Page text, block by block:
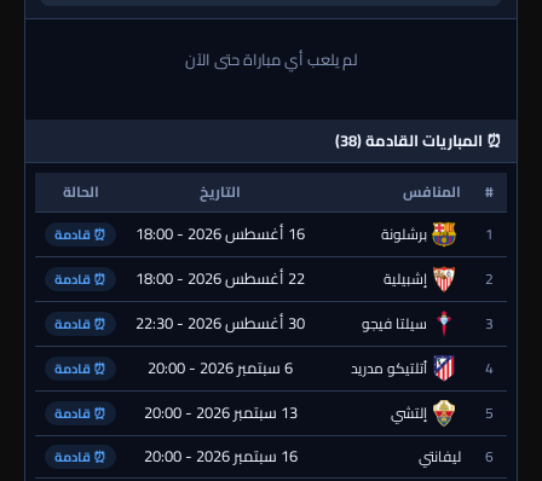
لم يلعب أي مباراة حتى الآن
⏰ المباريات القادمة (38)
# المنافس التاريخ
الحالة
1
برشلونة 16 أغسطس 2026 - 18:00 ⏰ قادمة
2 إشبيلية 22 أغسطس 2026 - 18:00 ⏰ قادمة
3 سيلتا فيجو 30 أغسطس 2026 - 22:30 ⏰ قادمة
4 أتلتيكو مدريد 6 سبتمبر 2026 - 20:00 ⏰ قادمة
5 إلتشي 13 سبتمبر 2026 - 20:00 ⏰ قادمة
6 ليفانتي 16 سبتمبر 2026 - 20:00 ⏰ قادمة